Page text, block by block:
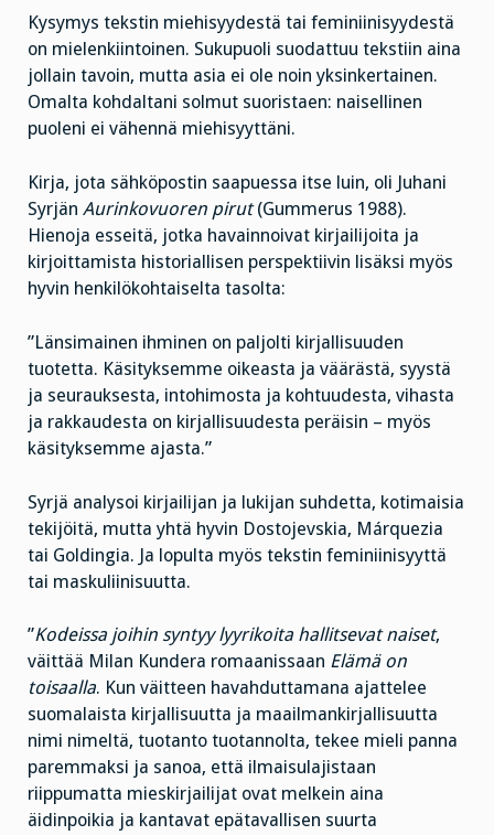
Kysymys tekstin miehisyydestä tai feminiinisyydestä
on mielenkiintoinen. Sukupuoli suodattuu tekstiin aina
jollain tavoin, mutta asia ei ole noin yksinkertainen.
Omalta kohdaltani solmut suoristaen: naisellinen
puoleni ei vähennä miehisyyttäni.
Kirja, jota sähköpostin saapuessa itse luin, oli Juhani
Syrjän Aurinkovuoren pirut(Gummerus 1988).
Hienoja esseitä, jotka havainnoivat kirjailijoita ja
kirjoittamista historiallisen perspektiivin lisäksi myös
hyvin henkilökohtaiselta tasolta:
”Länsimainen ihminen on paljolti kirjallisuuden
tuotetta. Käsityksemme oikeasta ja väärästä, syystä
ja seurauksesta, intohimosta ja kohtuudesta, vihasta
ja rakkaudesta on kirjallisuudesta peräisin – myös
käsityksemme ajasta.”
Syrjä analysoi kirjailijan ja lukijan suhdetta, kotimaisia
tekijöitä, mutta yhtä hyvin Dostojevskia, Márquezia
tai Goldingia. Ja lopulta myös tekstin feminiinisyyttä
tai maskuliinisuutta.
”Kodeissa joihin syntyy lyyrikoita hallitsevat naiset,
väittää Milan Kundera romaanissaan Elämä on
toisaalla. Kun väitteen havahduttamana ajattelee
suomalaista kirjallisuutta ja maailmankirjallisuutta
nimi nimeltä, tuotanto tuotannolta, tekee mieli panna
paremmaksi ja sanoa, että ilmaisulajistaan
riippumatta mieskirjailijat ovat melkein aina
äidinpoikia ja kantavat epätavallisen suurta